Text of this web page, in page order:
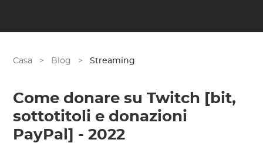
Casa > Blog > Streaming
Come donare su Twitch [bit,
sottotitoli e donazioni
PayPal] - 2022